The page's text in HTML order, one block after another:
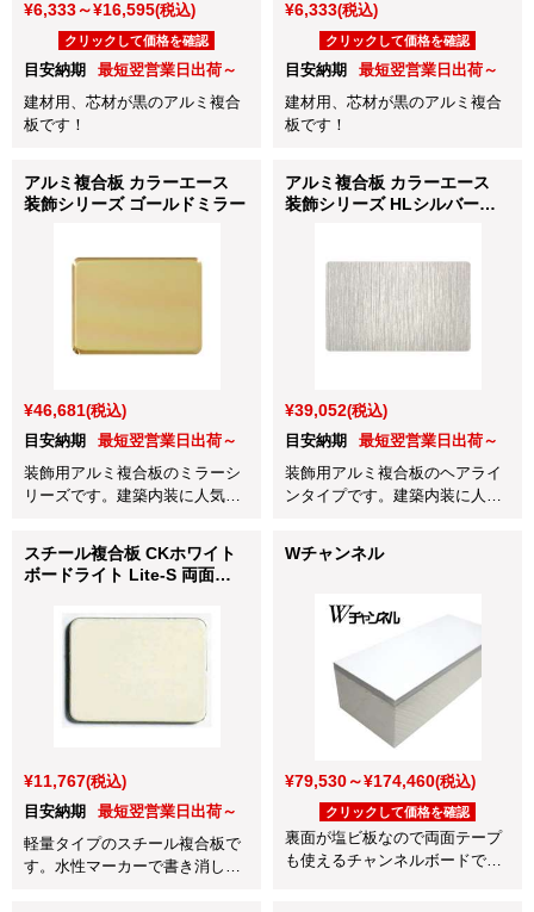
¥6,333～¥16,595(税込)
クリックして価格を確認
目安納期
最短翌営業日出荷～
建材用、芯材が黒のアルミ複合
板です！
¥6,333(税込)
クリックして価格を確認
目安納期
最短翌営業日出荷～
建材用、芯材が黒のアルミ複合
板です！
アルミ複合板 カラーエース
装飾シリーズ ゴールドミラー
¥46,681(税込)
目安納期
最短翌営業日出荷～
装飾用アルミ複合板のミラーシ
リーズです。建築内装に人気の
アルミ複合板 カラーエース
装飾シリーズ HLシルバー
¥39,052(税込)
目安納期
最短翌営業日出荷～
装飾用アルミ複合板のヘアライ
ンタイプです。建築内装に人気
スチール複合板 CKホワイト
ボードライト Lite-S 両面
¥11,767(税込)
目安納期
最短翌営業日出荷～
軽量タイプのスチール複合板で
す。水性マーカーで書き消し
Wチャンネル
¥79,530～¥174,460(税込)
クリックして価格を確認
裏面が塩ビ板なので両面テープ
も使えるチャンネルボードで